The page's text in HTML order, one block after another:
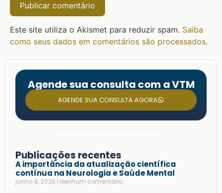
Este site utiliza o Akismet para reduzir spam. Saiba
como seus dados em comentários são processados.
Agende sua consulta com a VTM
AGENDE SUA CONSULTA AGORA
Publicações recentes
A importância da atualização científica
contínua na Neurologia e Saúde Mental
junho 8, 2026 Nenhum comentário